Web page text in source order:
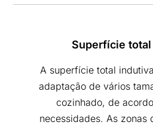
Superfície
A superfície total
adaptação de vários
cozinhado, de
necessidades. As zonas